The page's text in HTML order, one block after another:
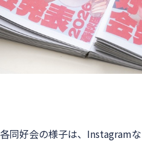
各同好会の様子は、Instagram